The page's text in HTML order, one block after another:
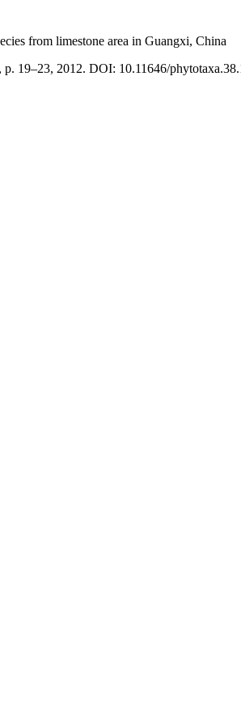
from limestone area in Guangxi, China
19–23, 2012. DOI: 10.11646/